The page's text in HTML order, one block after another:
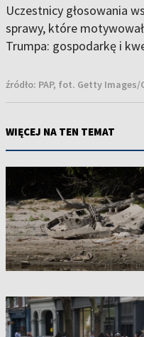
Uczestnicy głosowania
sprawy, które
Trumpa: gospodarkę i
źródło: PAP, fot. Getty
WIĘCEJ NA TEN TEMAT